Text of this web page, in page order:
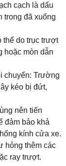
cạch là dấu
trong đã xuống
thể do trục trượt
hoặc mòn dẫn
chuyển: Trường
kéo bị đứt,
nên tiến
đảm bảo khả
kính cửa xe.
hỏng thêm các
ray trượt.